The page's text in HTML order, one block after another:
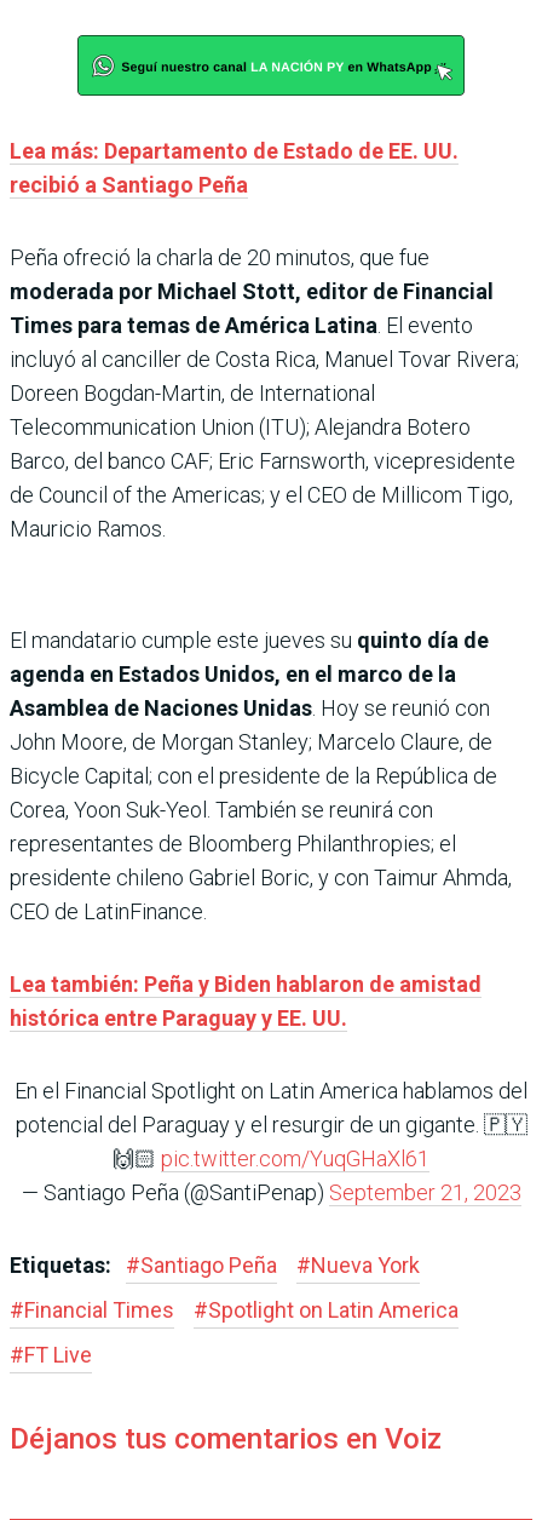
Lea más: Departamento de Estado de EE. UU.
recibió a Santiago Peña
Peña ofreció la charla de 20 minutos, que fue
moderada por Michael Stott, editor de Financial
Times para temas de América Latina . El evento
incluyó al canciller de Costa Rica, Manuel Tovar Rivera;
Doreen Bogdan-Martin, de International
Telecommunication Union (ITU); Alejandra Botero
Barco, del banco CAF; Eric Farnsworth, vicepresidente
de Council of the Americas; y el CEO de Millicom Tigo,
Mauricio Ramos.
El mandatario cumple este jueves su quinto día de
agenda en Estados Unidos, en el marco de la
Asamblea de Naciones Unidas . Hoy se reunió con
John Moore, de Morgan Stanley; Marcelo Claure, de
Bicycle Capital; con el presidente de la República de
Corea, Yoon Suk-Yeol. También se reunirá con
representantes de Bloomberg Philanthropies; el
presidente chileno Gabriel Boric, y con Taimur Ahmda,
CEO de LatinFinance.
Lea también: Peña y Biden hablaron de amistad
histórica entre Paraguay y EE. UU.
En el Financial Spotlight on Latin America hablamos del
potencial del Paraguay y el resurgir de un gigante. 🇵🇾
🙌🏻 pic.twitter.com/YuqGHaXl61
— Santiago Peña (@SantiPenap) September 21, 2023
Etiquetas: #Santiago Peña #Nueva York
#Financial Times #Spotlight on Latin America
#FT Live
Déjanos tus comentarios en Voiz